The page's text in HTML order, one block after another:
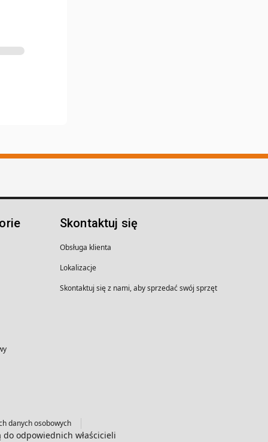
Skontaktuj się
Obsługa klienta
Lokalizacje
Skontaktuj się z nami, aby sprzedać swój sprzęt
danych osobowych
odpowiednich właścicieli